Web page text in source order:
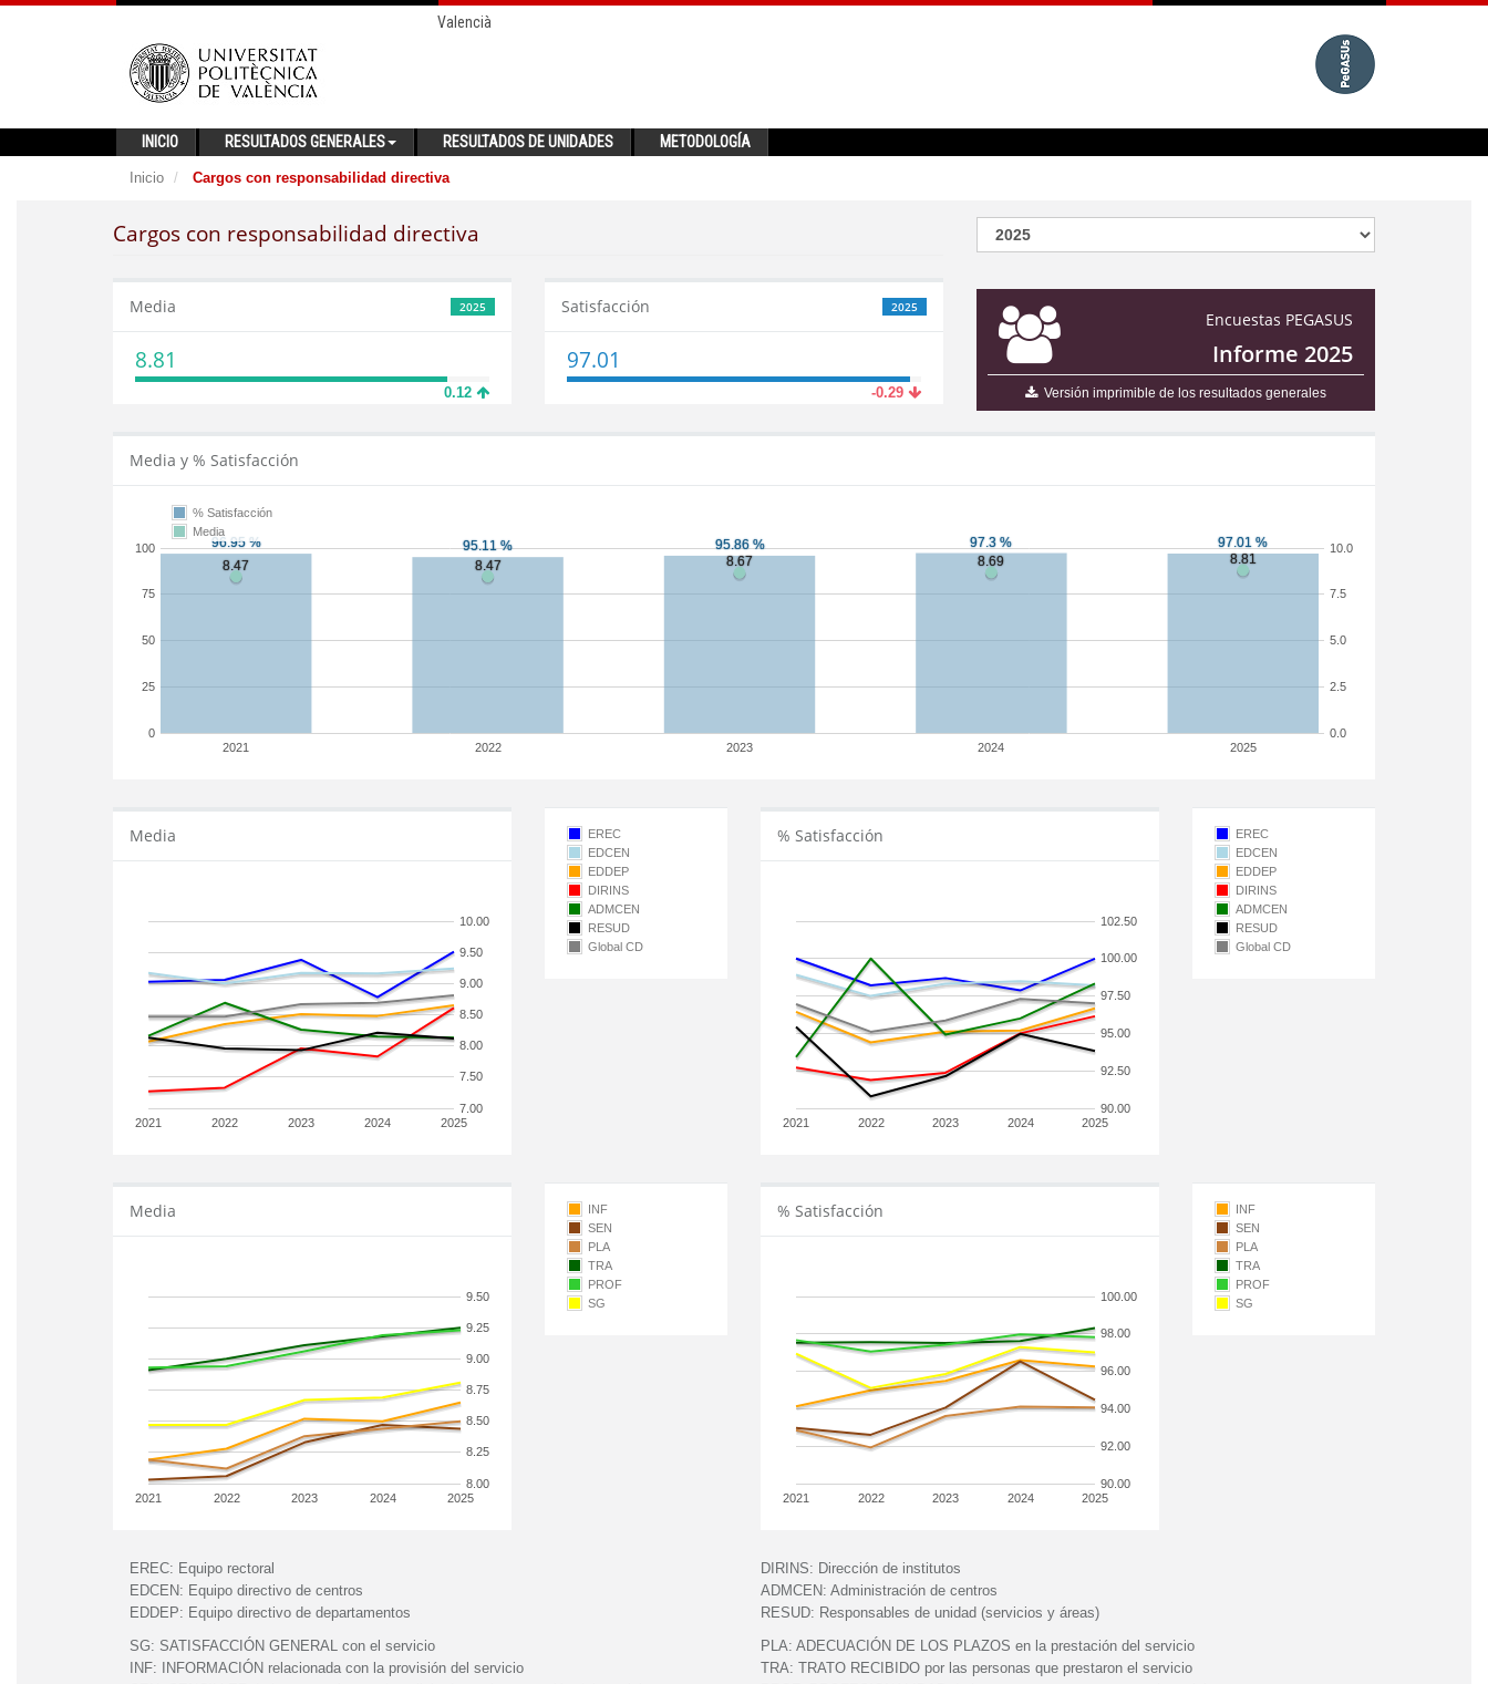
Valencià
INICIO RESULTADOS GENERALES RESULTADOS DE UNIDADES METODOLOGÍA
Inicio Cargos con responsabilidad directiva
Cargos con responsabilidad directiva
Encuestas PEGASUS
Informe 2025
Versión imprimible de los resultados generales
2025
Media
8.81
0.12
2025
Satisfacción
97.01
-0.29
Media y % Satisfacción
2021 2022 2023 2024 2025
0
25
50
75
100
0.0
2.5
5.0
7.5
10.0
% Satisfacción
Media
Media
2021 2022 2023 2024 2025
7.00
7.50
8.00
8.50
9.00
9.50
10.00
EREC
EDCEN
EDDEP
DIRINS
ADMCEN
RESUD
Global CD
% Satisfacción
2021 2022 2023 2024 2025
90.00
92.50
95.00
97.50
100.00
102.50
EREC
EDCEN
EDDEP
DIRINS
ADMCEN
RESUD
Global CD
Media
2021 2022 2023 2024 2025
8.00
8.25
8.50
8.75
9.00
9.25
9.50
INF
SEN
PLA
TRA
PROF
SG
% Satisfacción
2021 2022 2023 2024 2025
90.00
92.00
94.00
96.00
98.00
100.00
INF
SEN
PLA
TRA
PROF
SG
EREC: Equipo rectoral
EDCEN: Equipo directivo de centros
EDDEP: Equipo directivo de departamentos
DIRINS: Dirección de institutos
ADMCEN: Administración de centros
RESUD: Responsables de unidad (servicios y áreas)
SG: SATISFACCIÓN GENERAL con el servicio
INF:
INFORMACIÓN relacionada con la provisión del servicio
PLA: ADECUACIÓN DE LOS PLAZOS en la prestación del servicio
TRA: TRATO RECIBIDO por las personas que prestaron el servicio